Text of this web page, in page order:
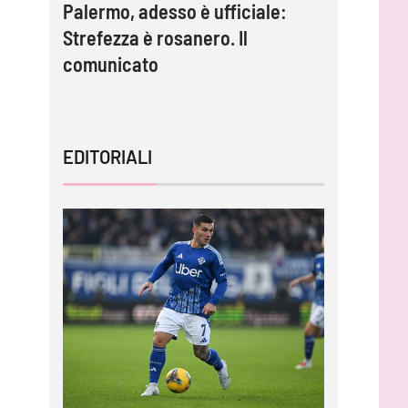
Palermo, adesso è ufficiale:
Strefezza è rosanero. Il
comunicato
EDITORIALI